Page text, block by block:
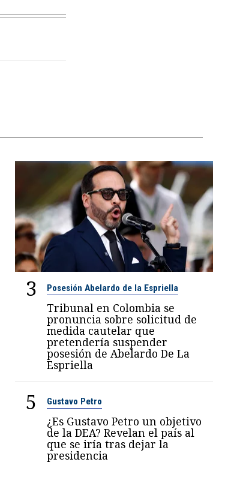
3 Posesión Abelardo de la Espriella
Tribunal en Colombia se
pronuncia sobre solicitud de
medida cautelar que
pretendería suspender
posesión de Abelardo De La
Espriella
5 Gustavo Petro
¿Es Gustavo Petro un objetivo
de la DEA? Revelan el país al
que se iría tras dejar la
presidencia